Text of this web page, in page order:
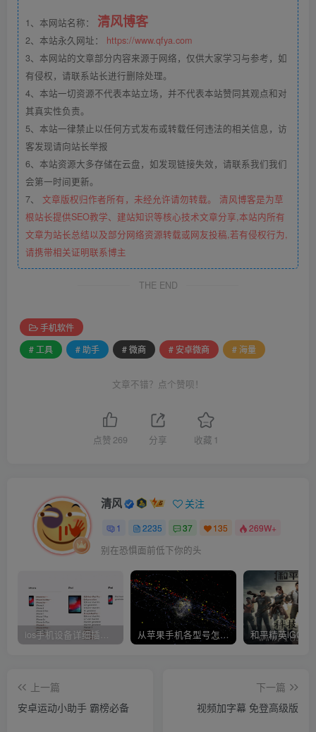
1、本网站名称： 清风博客
2、本站永久网址： https://www.qfya.com
3、本网站的文章部分内容来源于网络，仅供大家学习与参考，如
有侵权，请联系站长进行删除处理。
4、本站一切资源不代表本站立场，并不代表本站赞同其观点和对
其真实性负责。
5、本站一律禁止以任何方式发布或转载任何违法的相关信息，访
客发现请向站长举报
6、本站资源大多存储在云盘，如发现链接失效，请联系我们我们
会第一时间更新。
7、 文章版权归作者所有，未经允许请勿转载。 清风博客是为草
根站长提供SEO教学、建站知识等核心技术文章分享,本站内所有
文章为站长总结以及部分网络资源转载或网友投稿,若有侵权行为,
请携带相关证明联系博主
THE END
手机软件
# 工具
# 助手 # 微商 # 安卓微商 # 海量
文章不错？点个赞呗！
点赞 269 分享 收藏 1
清风 关注
1 2235 37 135 269W+
别在恐惧面前低下你的头
ios手机设备详细插件平刷教程 从苹果手机各型号怎么越狱到怎么开科技完整教程
上一篇
安卓运动小助手 霸榜必备
下一篇
视频加字幕 免登高级版